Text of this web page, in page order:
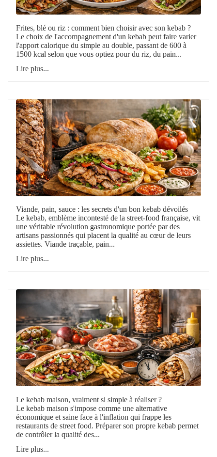
Frites, blé ou riz : comment bien choisir avec son kebab ?
Le choix de l'accompagnement d'un kebab peut faire varier
l'apport calorique du simple au double, passant de 600 à
1500 kcal selon que vous optiez pour du riz, du pain...
Lire plus...
Viande, pain, sauce : les secrets d'un bon kebab dévoilés
Le kebab, emblème incontesté de la street-food française, vit
une véritable révolution gastronomique portée par des
artisans passionnés qui placent la qualité au cœur de leurs
assiettes. Viande traçable, pain...
Lire plus...
Le kebab maison, vraiment si simple à réaliser ?
Le kebab maison s'impose comme une alternative
économique et saine face à l'inflation qui frappe les
restaurants de street food. Préparer son propre kebab permet
de contrôler la qualité des...
Lire plus...